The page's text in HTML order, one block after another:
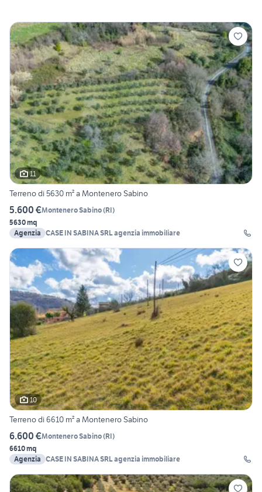
11
Terreno di 5630 m² a Montenero Sabino
5.600 €Montenero Sabino(RI)
5630 mq
Agenzia CASE IN SABINA SRL agenzia immobiliare
10
Terreno di 6610 m² a Montenero Sabino
6.600 €Montenero Sabino(RI)
6610 mq
Agenzia CASE IN SABINA SRL agenzia immobiliare